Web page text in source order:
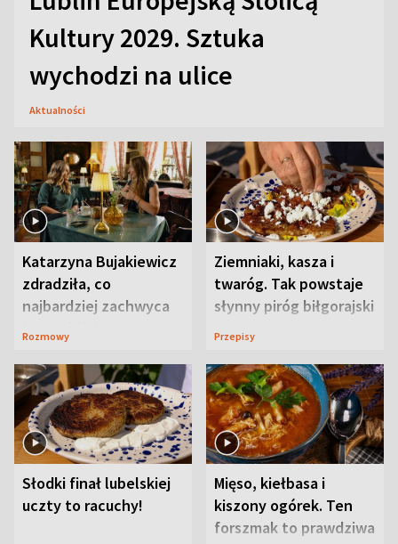
Kultury 2029. Sztuka
wychodzi na ulice
Aktualności
Katarzyna Bujakiewicz
zdradziła, co
najbardziej zachwyca
ją w Lublinie
Rozmowy
Ziemniaki, kasza i
twaróg. Tak powstaje
słynny piróg biłgorajski
Przepisy
Słodki finał lubelskiej
uczty to racuchy!
Mięso, kiełbasa i
kiszony ogórek. Ten
forszmak to prawdziwa